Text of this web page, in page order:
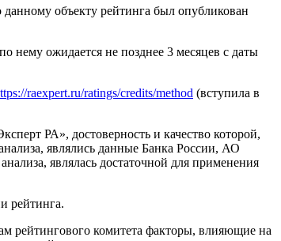
объекту рейтинга был опубликован
нему ожидается не позднее 3 месяцев с даты
raexpert.ru/ratings/credits/method (вступила в
РА», достоверность и качество которой,
являлись данные Банка России, АО
являлась достаточной для применения
рейтинга.
рейтингового комитета факторы, влияющие на